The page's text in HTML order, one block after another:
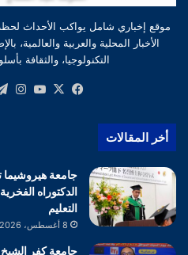
موقع إخباري شامل يواكب الأحداث
الأخبار المحلية والعربية والعالمية،
التكنولوجيا، والثقافة
فيسبوك
‫X
أخر المقالات
جامعة هيروشيما
الدكتوراه
التعليم
8 أغسطس، 2026
جامعة كفر الشيخ